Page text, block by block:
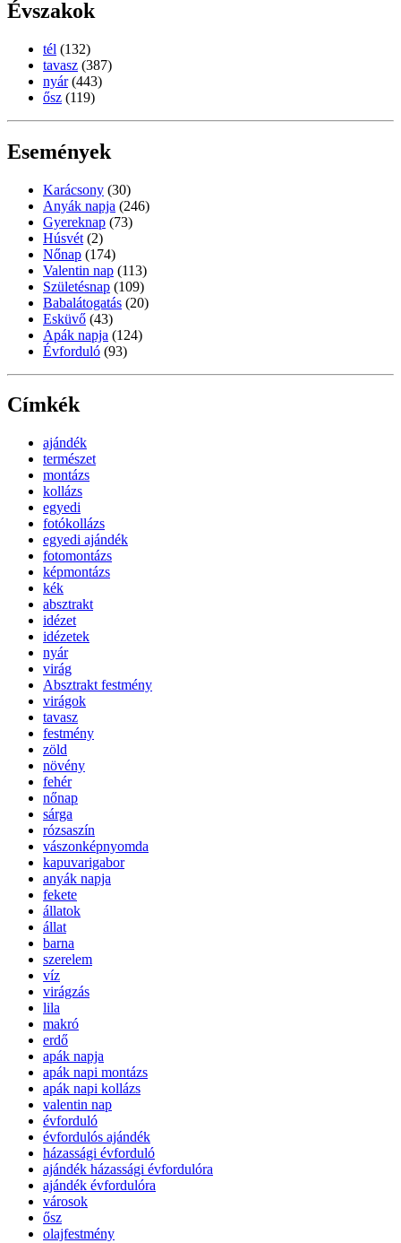
Évszakok
tél (132)
tavasz (387)
nyár (443)
ősz (119)
Események
Karácsony (30)
Anyák napja (246)
Gyereknap (73)
Húsvét (2)
Nőnap (174)
Valentin nap (113)
Születésnap (109)
Babalátogatás (20)
Esküvő (43)
Apák napja (124)
Évforduló (93)
Címkék
ajándék
természet
montázs
kollázs
egyedi
fotókollázs
egyedi ajándék
fotomontázs
képmontázs
kék
absztrakt
idézet
idézetek
nyár
virág
Absztrakt festmény
virágok
tavasz
festmény
zöld
növény
fehér
nőnap
sárga
rózsaszín
vászonképnyomda
kapuvarigabor
anyák napja
fekete
állatok
állat
barna
szerelem
víz
virágzás
lila
makró
erdő
apák napja
apák napi montázs
apák napi kollázs
valentin nap
évforduló
évfordulós ajándék
házassági évforduló
ajándék házassági évfordulóra
ajándék évfordulóra
városok
ősz
olajfestmény